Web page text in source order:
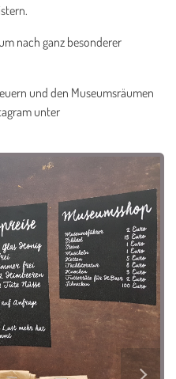
nach ganz besonderer
und den Museumsräumen
unter